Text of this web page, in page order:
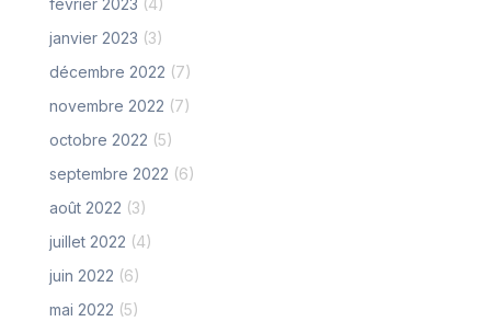
février 2023 (4)
janvier 2023 (3)
décembre 2022 (7)
novembre 2022 (7)
octobre 2022 (5)
septembre 2022 (6)
août 2022 (3)
juillet 2022 (4)
juin 2022 (6)
mai 2022 (5)